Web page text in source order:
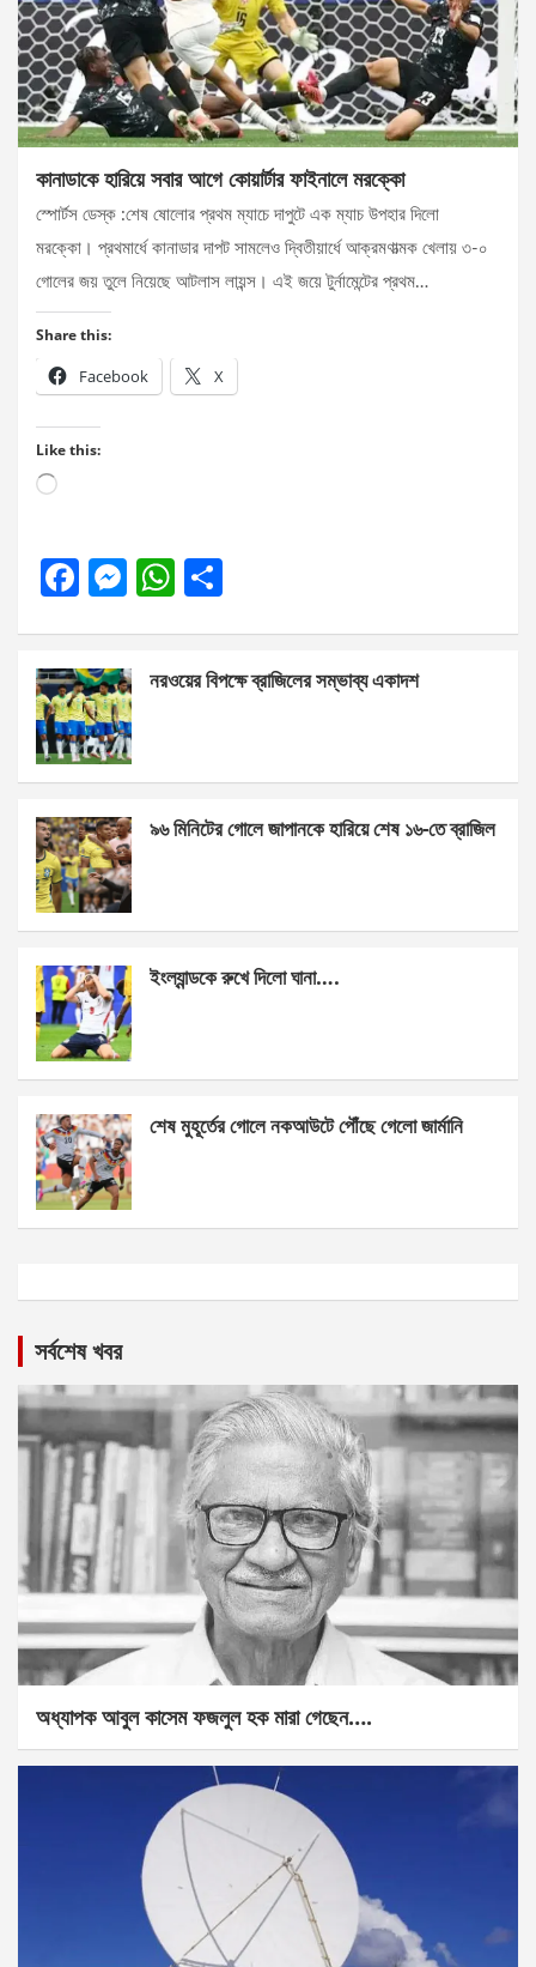
কানাডাকে হারিয়ে সবার আগে কোয়ার্টার ফাইনালে মরক্কো
স্পোর্টস ডেস্ক :শেষ ষোলোর প্রথম ম্যাচে দাপুটে এক ম্যাচ উপহার দিলো
মরক্কো। প্রথমার্ধে কানাডার দাপট সামলেও দ্বিতীয়ার্ধে আক্রমণাত্মক খেলায় ৩-০
গোলের জয় তুলে নিয়েছে আটলাস লায়ন্স। এই জয়ে টুর্নামেন্টের প্রথম…
Share this:
Facebook X
Like this:
Loading…
F
b
o
o
k
M
n
g
er
W
s
p
e
নরওয়ের বিপক্ষে ব্রাজিলের সম্ভাব্য একাদশ
৯৬ মিনিটের গোলে জাপানকে হারিয়ে শেষ ১৬-তে ব্রাজিল
ইংল্যান্ডকে রুখে দিলো ঘানা….
শেষ মুহূর্তের গোলে নকআউটে পৌঁছে গেলো জার্মানি
সর্বশেষ খবর
অধ্যাপক আবুল কাসেম ফজলুল হক মারা গেছেন….